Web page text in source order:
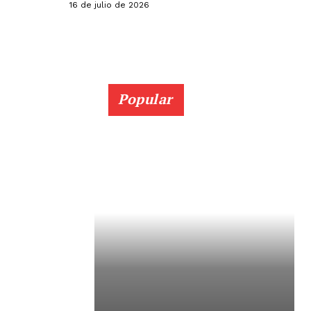
16 de julio de 2026
Popular